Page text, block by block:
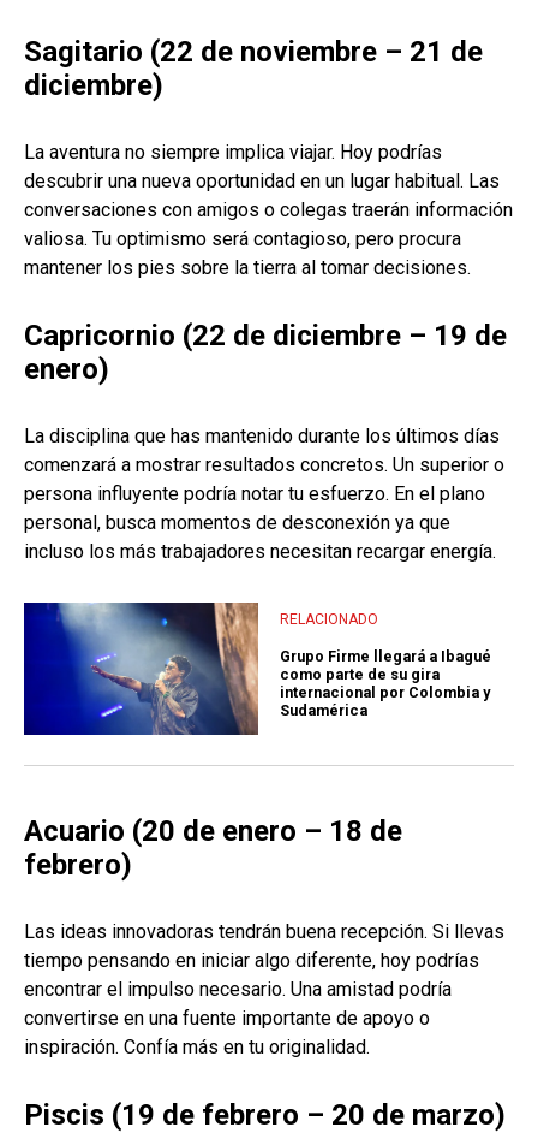
Sagitario (22 de noviembre – 21 de
diciembre)
La aventura no siempre implica viajar. Hoy podrías
descubrir una nueva oportunidad en un lugar habitual. Las
conversaciones con amigos o colegas traerán información
valiosa. Tu optimismo será contagioso, pero procura
mantener los pies sobre la tierra al tomar decisiones.
Capricornio (22 de diciembre – 19 de
enero)
La disciplina que has mantenido durante los últimos días
comenzará a mostrar resultados concretos. Un superior o
persona influyente podría notar tu esfuerzo. En el plano
personal, busca momentos de desconexión ya que
incluso los más trabajadores necesitan recargar energía.
RELACIONADO
Grupo Firme llegará a Ibagué
como parte de su gira
internacional por Colombia y
Sudamérica
Acuario (20 de enero – 18 de
febrero)
Las ideas innovadoras tendrán buena recepción. Si llevas
tiempo pensando en iniciar algo diferente, hoy podrías
encontrar el impulso necesario. Una amistad podría
convertirse en una fuente importante de apoyo o
inspiración. Confía más en tu originalidad.
Piscis (19 de febrero – 20 de marzo)